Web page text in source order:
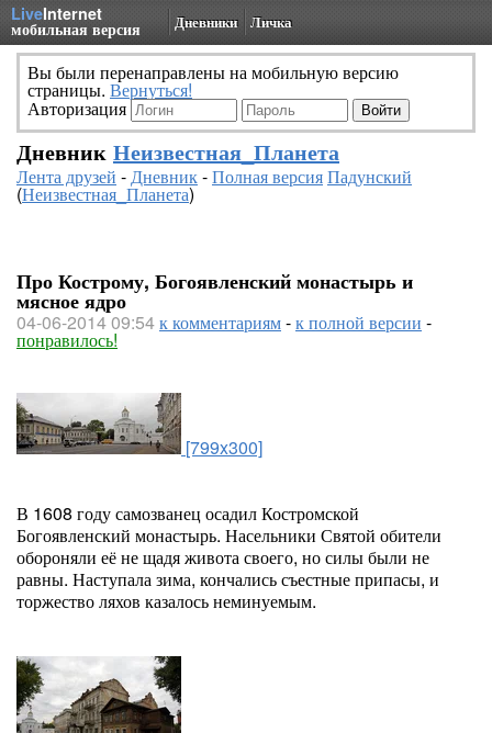
LiveInternet
мобильная версия Дневники Личка
Вы были перенаправлены на мобильную версию
страницы. Вернуться!
Авторизация
Дневник Неизвестная_Планета
Лента друзей -Дневник-Полная версияПадунский
(Неизвестная_Планета)
Про Кострому, Богоявленский монастырь и
мясное ядро
04-06-2014 09:54к комментариям-к полной версии -
понравилось!
[799x300]
В 1608 году самозванец осадил Костромской
Богоявленский монастырь. Насельники Святой обители
обороняли её не щадя живота своего, но силы были не
равны. Наступала зима, кончались съестные припасы, и
торжество ляхов казалось неминуемым.